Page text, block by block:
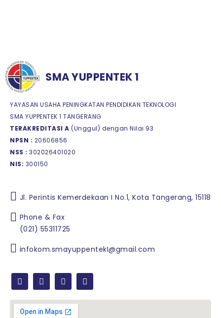
SMA YUPPENTEK 1
YAYASAN USAHA PENINGKATAN PENDIDIKAN TEKNOLOGI
SMA YUPPENTEK 1 TANGERANG
TERAKREDITASI A (Unggul) dengan Nilai 93
NPSN : 20606856
NSS : 302026401020
NIS: 300150
Jl. Perintis Kemerdekaan I No.1, Kota Tangerang, 15118
Phone & Fax
(021) 55311725
infokom.smayuppentekI@gmail.com